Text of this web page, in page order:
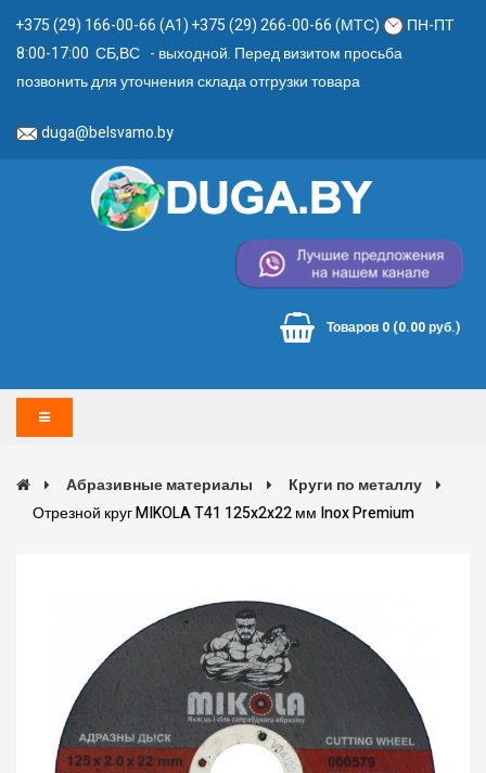
+375 (29) 166-00-66 (А1) +375 (29) 266-00-66 (МТС)
ПН-ПТ
8:00-17:00 СБ,ВС - выходной. Перед визитом просьба
позвонить для уточнения склада отгрузки товара
duga@belsvamo.by
Товаров 0 (0.00 руб.)
Абразивные материалы
Круги по металлу
Отрезной круг MIKOLA T41 125x2x22 мм Inox Premium